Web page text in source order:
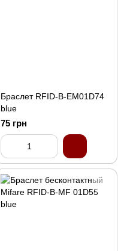
Браслет RFID-B-EM01D74
blue
75 грн